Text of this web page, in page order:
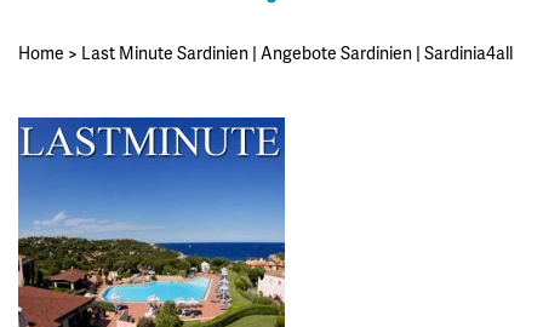
Home > Last Minute Sardinien | Angebote Sardinien | Sardinia4all